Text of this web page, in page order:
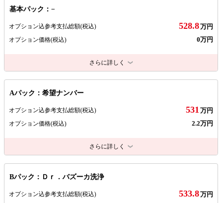
基本パック：−
オプション込参考支払総額(税込) 528.8万円
オプション価格(税込) 0万円
さらに詳しく
Aパック：希望ナンバー
オプション込参考支払総額(税込) 531 万円
オプション価格(税込) 2.2万円
さらに詳しく
Bパック：Ｄｒ．バズーカ洗浄
オプション込参考支払総額(税込) 533.8万円